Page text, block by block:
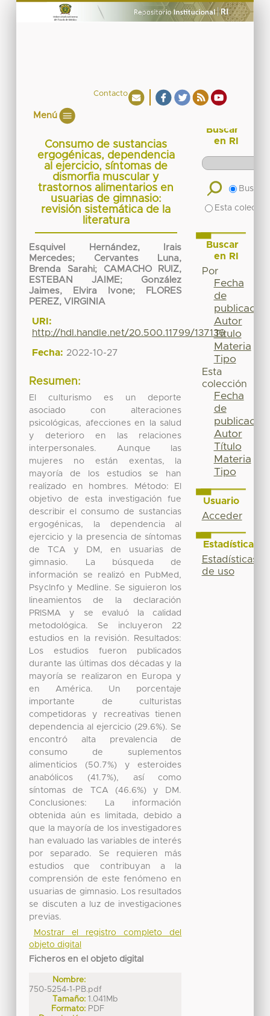
Contacto
Menú
Consumo de sustancias
ergogénicas, dependencia
al ejercicio, síntomas de
dismorfia muscular y
trastornos alimentarios en
usuarias de gimnasio:
revisión sistemática de la
literatura
Esquivel Hernández, Irais
Mercedes; Cervantes Luna,
Brenda Sarahi; CAMACHO RUIZ,
ESTEBAN JAIME; González
Jaimes, Elvira Ivone;
FLORES
PEREZ, VIRGINIA
URI:
http://hdl.handle.net/20.500.11799/137136
Fecha: 2022-10-27
Resumen:
El culturismo es un deporte
asociado con alteraciones
psicológicas, afecciones en la salud
y deterioro en las relaciones
interpersonales. Aunque las
mujeres no están exentas, la
mayoría de los estudios se han
realizado en hombres. Método: El
objetivo de esta investigación fue
describir el consumo de sustancias
ergogénicas, la dependencia al
ejercicio y la presencia de síntomas
de TCA y DM, en usuarias de
gimnasio. La búsqueda de
información se realizó en PubMed,
PsycInfo y Medline. Se siguieron los
lineamientos de la declaración
PRISMA y se evaluó la calidad
metodológica. Se incluyeron 22
estudios en la revisión. Resultados:
Los estudios fueron publicados
durante las últimas dos décadas y la
mayoría se realizaron en Europa y
en América. Un porcentaje
importante de culturistas
competidoras y recreativas tienen
dependencia al ejercicio (29.6%). Se
encontró alta prevalencia de
consumo de suplementos
alimenticios (50.7%) y esteroides
anabólicos (41.7%), así como
síntomas de TCA (46.6%) y DM.
Conclusiones: La información
obtenida aún es limitada, debido a
que la mayoría de los investigadores
han evaluado las variables de interés
por separado. Se requieren más
estudios que contribuyan a la
comprensión de este fenómeno en
usuarias de gimnasio. Los resultados
se discuten a luz de investigaciones
previas.
Mostrar el registro completo del
objeto digital
Ficheros en el objeto digital
Nombre:
750-5254-1-PB.pdf
Tamaño: 1.041Mb
Formato: PDF
Buscar
en RI
Buscar
Esta
Buscar
en RI
Por
Fecha
de
publicación
Autor
Título
Materia
Tipo
Esta
colección
Fecha
de
publicación
Autor
Título
Materia
Tipo
Usuario
Acceder
Estadísticas
Estadísticas
de uso